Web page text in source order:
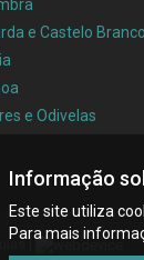
e Castelo Branco
e Odivelas
|
Informação
Este site utiliza
Para mais